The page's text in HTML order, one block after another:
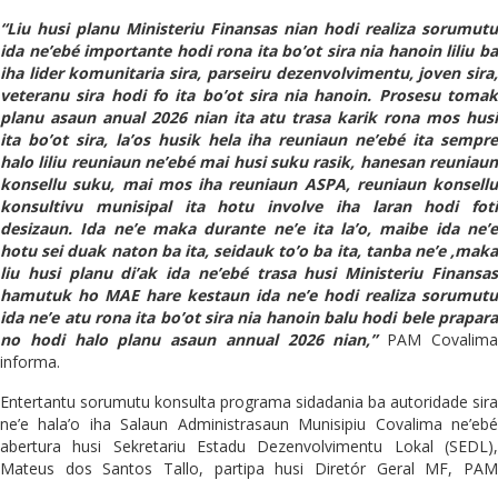
“Liu husi planu Ministeriu Finansas nian hodi realiza sorumutu
ida ne’ebé importante hodi rona ita bo’ot sira nia hanoin liliu ba
iha lider komunitaria sira, parseiru dezenvolvimentu, joven sira,
veteranu sira hodi fo ita bo’ot sira nia hanoin. Prosesu tomak
planu asaun anual 2026 nian ita atu trasa karik rona mos husi
ita bo’ot sira, la’os husik hela iha reuniaun ne’ebé ita sempre
halo liliu reuniaun ne’ebé mai husi suku rasik, hanesan reuniaun
konsellu suku, mai mos iha reuniaun ASPA, reuniaun konsellu
konsultivu munisipal ita hotu involve iha laran hodi foti
desizaun. Ida ne’e maka durante ne’e ita la’o, maibe ida ne’e
hotu sei duak naton ba ita, seidauk to’o ba ita, tanba ne’e ,maka
liu husi planu di’ak ida ne’ebé trasa husi Ministeriu Finansas
hamutuk ho MAE hare kestaun ida ne’e hodi realiza sorumutu
ida ne’e atu rona ita bo’ot sira nia hanoin balu hodi bele prapara
no hodi halo planu asaun annual 2026 nian,”PAM Covalima
informa.
Entertantu sorumutu konsulta programa sidadania ba autoridade sira
ne’e hala’o iha Salaun Administrasaun Munisipiu Covalima ne’ebé
abertura husi Sekretariu Estadu Dezenvolvimentu Lokal (SEDL),
Mateus dos Santos Tallo, partipa husi Diretór Geral MF, PAM